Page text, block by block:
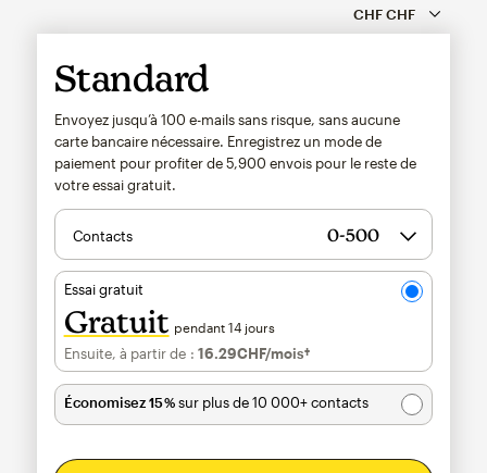
Standard
Envoyez jusqu’à 100 e-mails sans risque, sans aucune
carte bancaire nécessaire. Enregistrez un mode de
paiement pour profiter de5,900 envois pour le reste de
votre essai gratuit.
Contacts
Essai gratuit
Gratuit pendant 14 jours
Ensuite, à partir de : 16.29CHF/mois†par mois†
Économisez 15 %sur plus de 10 000+ contacts